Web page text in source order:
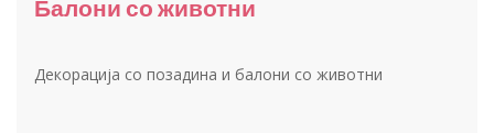
Балони со животни
Декорација со позадина и балони со животни